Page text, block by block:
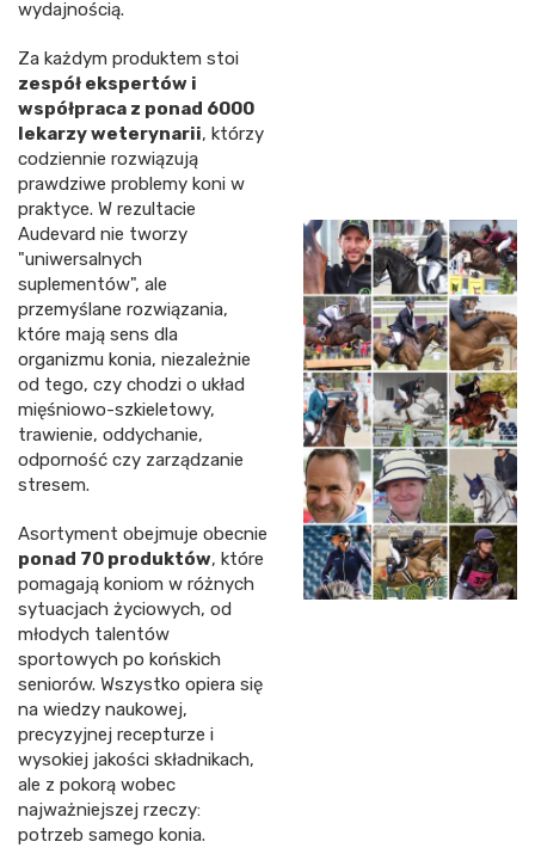
wydajnością.
Za każdym produktem stoi
zespół ekspertów i
współpraca z ponad 6000
lekarzy weterynarii, którzy
codziennie rozwiązują
prawdziwe problemy koni w
praktyce. W rezultacie
Audevard nie tworzy
"uniwersalnych
suplementów", ale
przemyślane rozwiązania,
które mają sens dla
organizmu konia, niezależnie
od tego, czy chodzi o układ
mięśniowo-szkieletowy,
trawienie, oddychanie,
odporność czy zarządzanie
stresem.
Asortyment obejmuje obecnie
ponad 70 produktów, które
pomagają koniom w różnych
sytuacjach życiowych, od
młodych talentów
sportowych po końskich
seniorów. Wszystko opiera się
na wiedzy naukowej,
precyzyjnej recepturze i
wysokiej jakości składnikach,
ale z pokorą wobec
najważniejszej rzeczy:
potrzeb samego konia.